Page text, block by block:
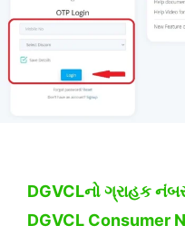
DGVCLનો ગ્રાહક
DGVCL Consumer